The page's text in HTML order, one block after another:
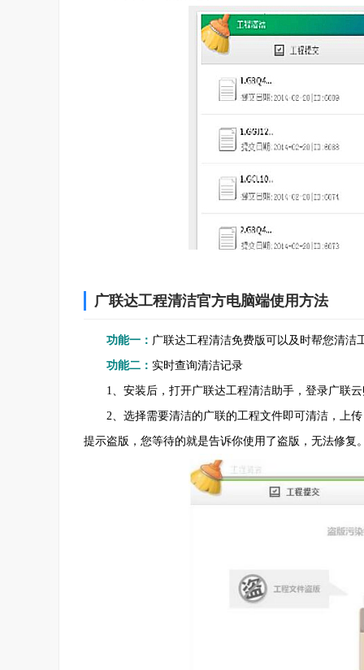
广联达工程清洁官方电脑端使用方法
功能一： 广联达工程清洁免费版可以及时帮您清洁
功能二： 实时查询清洁记录
1、安装后，打开广联达工程清洁助手，登录广联云
2、选择需要清洁的广联的工程文件即可清洁，上传
提示盗版，您等待的就是告诉你使用了盗版，无法修复